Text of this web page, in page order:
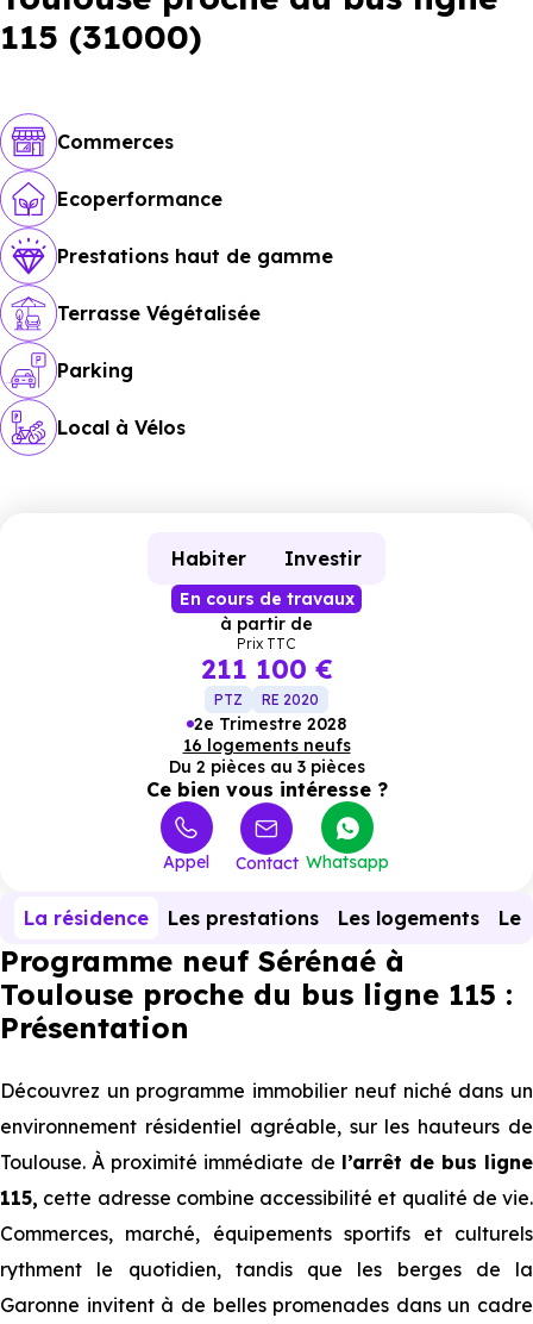
115 (31000)
Commerces
Ecoperformance
Prestations haut de gamme
Terrasse Végétalisée
Parking
Local à Vélos
Habiter Investir
En cours de travaux
à partir de
Prix TTC
211 100 €
PTZ RE 2020
2e Trimestre 2028
16 logements neufs
Du 2 pièces au 3 pièces
Ce bien vous intéresse ?
Appel Contact Whatsapp
La résidence Les prestations Les logements Le
Programme neuf Sérénaé à
Toulouse proche du bus ligne 115 :
Présentation
Découvrez un programme immobilier neuf niché dans un
environnement résidentiel agréable, sur les hauteurs de
Toulouse. À proximité immédiate de l’arrêt de bus ligne
115, cette adresse combine accessibilité et qualité de vie.
Commerces, marché, équipements sportifs et culturels
rythment le quotidien, tandis que les berges de la
Garonne invitent à de belles promenades dans un cadre